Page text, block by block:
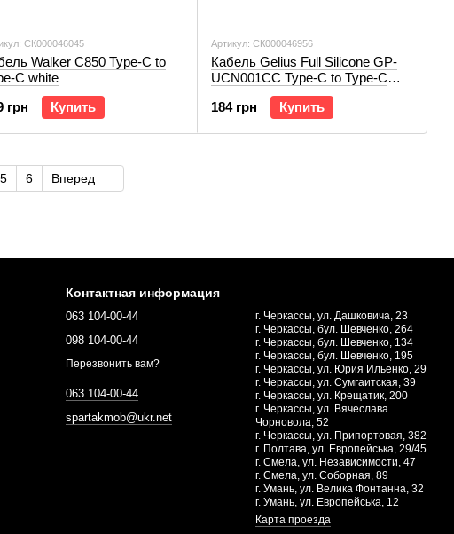
СК000046045
Walker C850 Type-C to
C white
грн
Купить
Артикул: СК000046956
Кабель Gelius Full Silicone GP-
UCN001CC Type-C to Type-C
1.2m (60W) black/white
184 грн
Купить
5 6 Вперед
Контактная информация
063 104-00-44
098 104-00-44
Перезвонить вам?
063 104-00-44
spartakmob@ukr.net
г. Черкассы, ул. Дашковича, 23
г. Черкассы, бул. Шевченко, 264
г. Черкассы, бул. Шевченко, 134
г. Черкассы, бул. Шевченко, 195
г. Черкассы, ул. Юрия Ильенко, 29
г. Черкассы, ул. Сумгаитская, 39
г. Черкассы, ул. Крещатик, 200
г. Черкассы, ул. Вячеслава
Чорновола, 52
г. Черкассы, ул. Припортовая, 382
г. Полтава, ул. Европейська, 29/45
г. Смела, ул. Независимости, 47
г. Смела, ул. Соборная, 89
г. Умань, ул. Велика Фонтанна, 32
г. Умань, ул. Европейська, 12
Карта проезда